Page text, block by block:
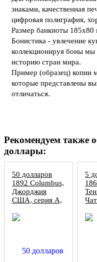
знаками, качественная
цифровая полиграфия,
Размер банкноты 185х80
Бонистика - увлечение
коллекционируя боны
историю стран мира.
Пример (образец) копии
которые представлены
отличаться.
Рекомендуем также
доллары:
50 долларов
1892 Columbus,
Джорджия
США, серия A,
5